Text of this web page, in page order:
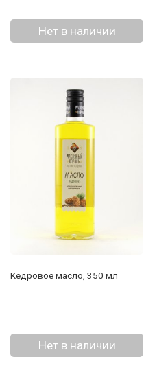
Нет в наличии
Кедровое масло, 350 мл
Нет в наличии